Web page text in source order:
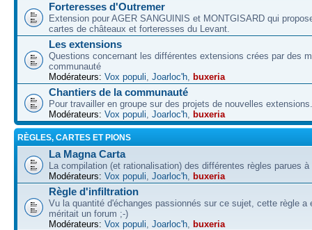
Forteresses d'Outremer
Extension pour AGER SANGUINIS et MONTGISARD qui
cartes de châteaux et forteresses du Levant.
Les extensions
Questions concernant les différentes extensions crées par des
communauté
Modérateurs: Vox populi, Joarloc'h, buxeria
Chantiers de la communauté
Pour travailler en groupe sur des projets de nouvelles extensions.
Modérateurs: Vox populi, Joarloc'h, buxeria
RÈGLES, CARTES ET PIONS
La Magna Carta
La compilation (et rationalisation) des différentes règles parues à
Modérateurs: Vox populi, Joarloc'h, buxeria
Règle d'infiltration
Vu la quantité d'échanges passionnés sur ce sujet, cette règle a
méritait un forum ;-)
Modérateurs: Vox populi, Joarloc'h, buxeria